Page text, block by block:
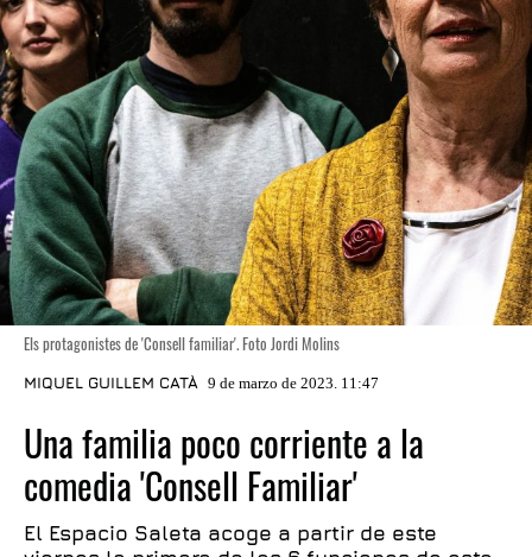
Els protagonistes de 'Consell familiar'. Foto Jordi Molins
MIQUEL GUILLEM CATÀ 9 de marzo de 2023. 11:47
Una familia poco corriente a la
comedia 'Consell Familiar'
El Espacio Saleta acoge a partir de este